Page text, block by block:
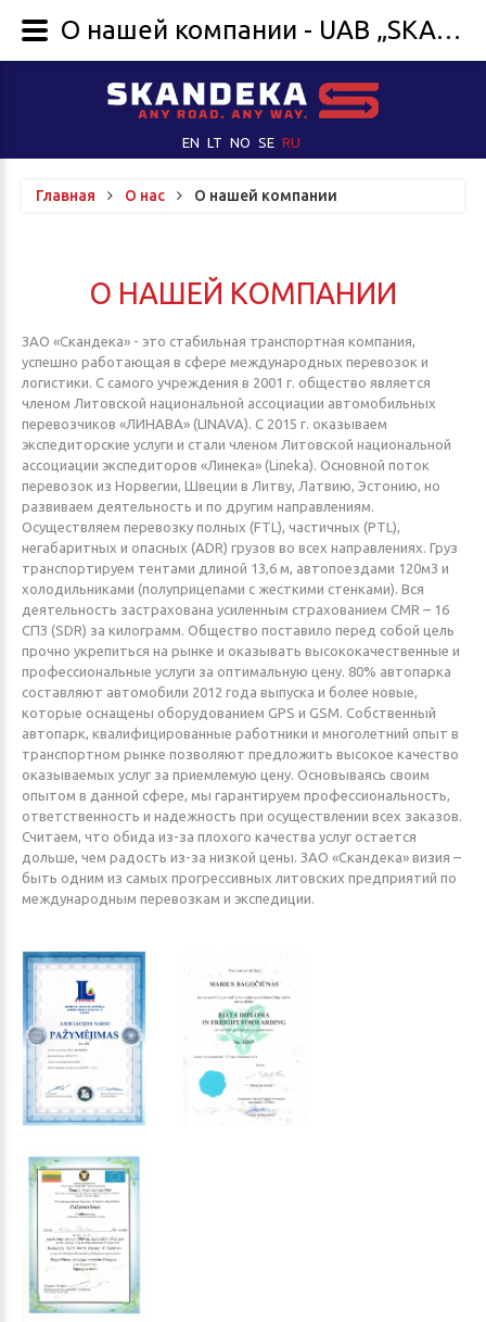
EN LT NO SE RU
Главная О нас О нашей компании
О НАШЕЙ КОМПАНИИ
ЗАО «Скандека» - это стабильная транспортная компания,
успешно работающая в сфере международных перевозок и
логистики. С самого учреждения в 2001 г. общество является
членом Литовской национальной ассоциации автомобильных
перевозчиков «ЛИНАВА» (LINAVA). С 2015 г. оказываем
экспедиторские услуги и стали членом Литовской национальной
ассоциации экспедиторов «Линека» (Lineka). Основной поток
перевозок из Норвегии, Швеции в Литву, Латвию, Эстонию, но
развиваем деятельность и по другим направлениям.
Осуществляем перевозку полных (FTL), частичных (PTL),
негабаритных и опасных (ADR) грузов во всех направлениях. Груз
транспортируем тентами длиной 13,6 м, автопоездами 120м3 и
холодильниками (полуприцепами с жесткими стенками). Вся
деятельность застрахована усиленным страхованием CMR – 16
СПЗ (SDR) за килограмм. Общество поставило перед собой цель
прочно укрепиться на рынке и оказывать высококачественные и
профессиональные услуги за оптимальную цену. 80% автопарка
составляют автомобили 2012 года выпуска и более новые,
которые оснащены оборудованием GPS и GSM. Собственный
автопарк, квалифицированные работники и многолетний опыт в
транспортном рынке позволяют предложить высокое качество
оказываемых услуг за приемлемую цену. Основываясь своим
опытом в данной сфере, мы гарантируем профессиональность,
ответственность и надежность при осуществлении всех заказов.
Считаем, что обида из-за плохого качества услуг остается
дольше, чем радость из-за низкой цены. ЗАО «Скандека» визия –
быть одним из самых прогрессивных литовских предприятий по
международным перевозкам и экспедиции.
О нашей компании - UAB „SKANDEKA“